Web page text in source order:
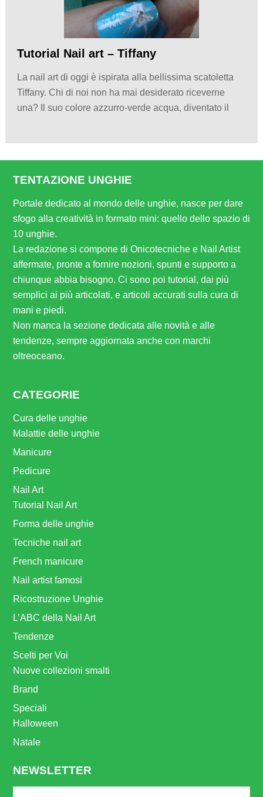
Tutorial Nail art – Tiffany
La nail art di oggi è ispirata alla bellissima scatoletta
Tiffany. Chi di noi non ha mai desiderato riceverne
una? Il suo colore azzurro-verde acqua, diventato il
TENTAZIONE UNGHIE
Portale dedicato al mondo delle unghie, nasce per dare
sfogo alla creatività in formato mini: quello dello spazio di
10 unghie.
La redazione si compone di Onicotecniche e Nail Artist
affermate, pronte a fornire nozioni, spunti e supporto a
chiunque abbia bisogno. Ci sono poi tutorial, dai più
semplici ai più articolati, e articoli accurati sulla cura di
mani e piedi.
Non manca la sezione dedicata alle novità e alle
tendenze, sempre aggiornata anche con marchi
oltreoceano.
CATEGORIE
Cura delle unghie
Malattie delle unghie
Manicure
Pedicure
Nail Art
Tutorial Nail Art
Forma delle unghie
Tecniche nail art
French manicure
Nail artist famosi
Ricostruzione Unghie
L’ABC della Nail Art
Tendenze
Scelti per Voi
Nuove collezioni smalti
Brand
Speciali
Halloween
Natale
NEWSLETTER